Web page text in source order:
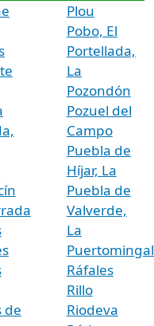
de
Plou
Pobo, El
Portellada,
La
Pozondón
Pozuel del
Campo
Puebla de
Híjar, La
Puebla de
Valverde,
La
Ráfales
Rillo
Riodeva